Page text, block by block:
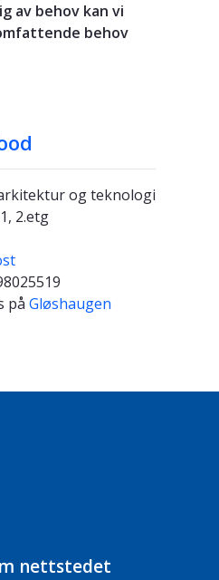
av behov kan vi
behov
og teknologi
2.etg
på Gløshaugen
nettstedet